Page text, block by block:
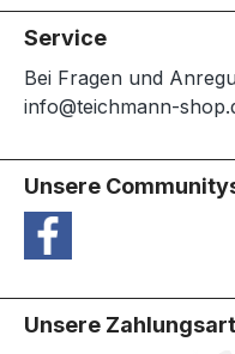
Service
Bei Fragen und
info@teichmann-
Unsere
Unsere